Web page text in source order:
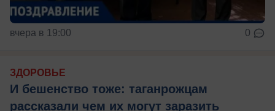
вчера в 19:00 0
ЗДОРОВЬЕ
И бешенство тоже: таганрожцам
рассказали чем их могут заразить